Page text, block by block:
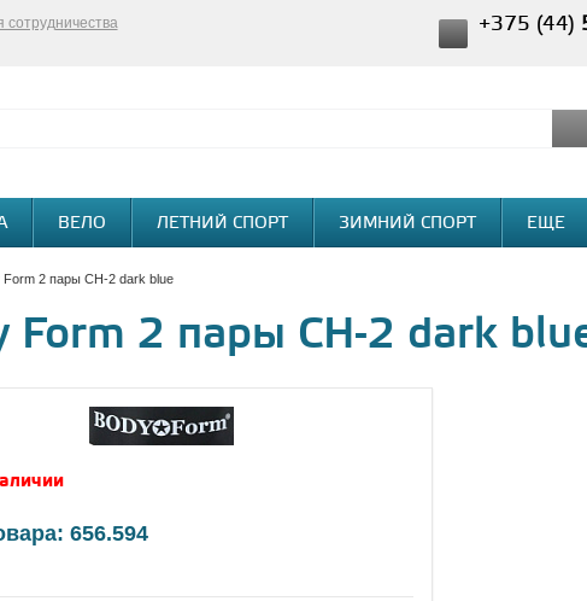
сотрудничества +375 (44)
ВЕЛО ЛЕТНИЙ СПОРТ ЗИМНИЙ СПОРТ ЕЩЕ
Form 2 пары СН-2 dark blue
Form 2 пары СН-2 dark
656.594